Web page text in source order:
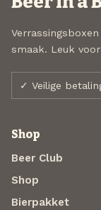
smaak. Leuk
✓ Veilige
Shop
Beer Club
Shop
Bierpakket